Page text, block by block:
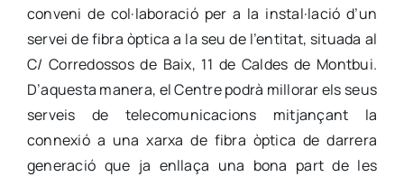
conveni de col·laboració per a la instal·lació d’un
servei de fibra òptica a la seu de l’entitat, situada al
C/ Corredossos de Baix, 11 de Caldes de Montbui.
D’aquesta manera, el Centre podrà millorar els seus
serveis de telecomunicacions mitjançant la
connexió a una xarxa de fibra òptica de darrera
generació que ja enllaça una bona part de les